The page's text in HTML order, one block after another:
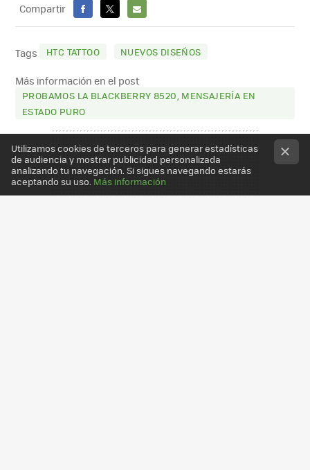
Compartir
FACEBOOK
X
E-
MAIL
Tags HTC TATTOO NUEVOS DISEÑOS
Más información en el post
PROBAMOS LA BLACKBERRY 8520, MENSAJERÍA EN
ESTADO PURO
Utilizamos cookies de terceros para generar estadísticas
de audiencia y mostrar publicidad personalizada
analizando tu navegación. Si sigues navegando estarás
aceptando su uso. Más información